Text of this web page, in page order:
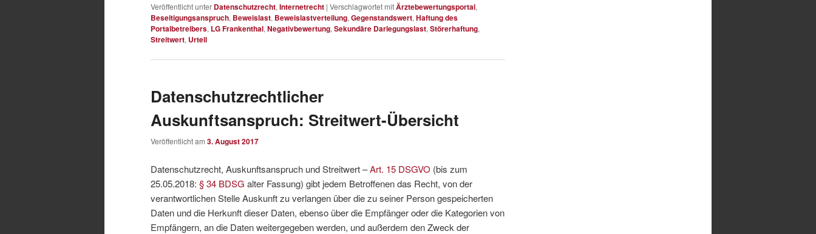
Veröffentlicht unter Datenschutzrecht, Internetrecht | Verschlagwortet mitÄrztebewertungsportal,
Beseitigungsanspruch, Beweislast, Beweislastverteilung, Gegenstandswert, Haftung des
Portalbetreibers, LG Frankenthal, Negativbewertung, Sekundäre Darlegungslast, Störerhaftung,
Streitwert, Urteil
Datenschutzrechtlicher
Auskunftsanspruch: Streitwert-Übersicht
Veröffentlicht am 3. August 2017
Datenschutzrecht, Auskunftsanspruch und Streitwert –Art. 15 DSGVO (bis zum
25.05.2018: § 34 BDSG alter Fassung) gibt jedem Betroffenen das Recht, von der
verantwortlichen Stelle Auskunft zu verlangen über die zu seiner Person gespeicherten
Daten und die Herkunft dieser Daten, ebenso über die Empfänger oder die Kategorien von
Empfängern, an die Daten weitergegeben werden, und außerdem den Zweck der